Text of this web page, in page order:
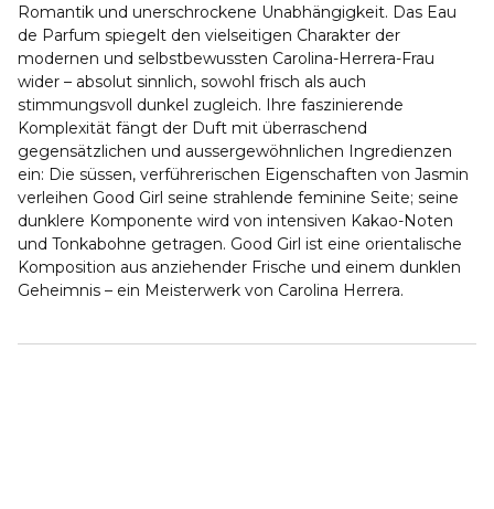
Romantik und unerschrockene Unabhängigkeit. Das Eau
de Parfum spiegelt den vielseitigen Charakter der
modernen und selbstbewussten Carolina-Herrera-Frau
wider – absolut sinnlich, sowohl frisch als auch
stimmungsvoll dunkel zugleich. Ihre faszinierende
Komplexität fängt der Duft mit überraschend
gegensätzlichen und aussergewöhnlichen Ingredienzen
ein: Die süssen, verführerischen Eigenschaften von Jasmin
verleihen Good Girl seine strahlende feminine Seite; seine
dunklere Komponente wird von intensiven Kakao-Noten
und Tonkabohne getragen. Good Girl ist eine orientalische
Komposition aus anziehender Frische und einem dunklen
Geheimnis – ein Meisterwerk von Carolina Herrera.